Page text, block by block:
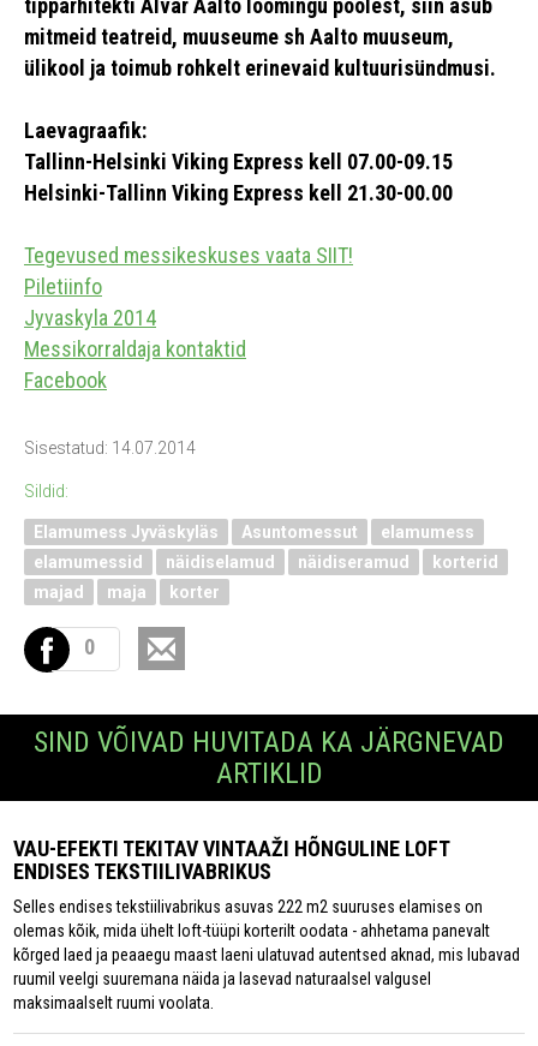
tipparhitekti Alvar Aalto loomingu poolest, siin asub
mitmeid teatreid, muuseume sh Aalto muuseum,
ülikool ja toimub rohkelt erinevaid kultuurisündmusi.
Laevagraafik:
Tallinn-Helsinki Viking Express kell 07.00-09.15
Helsinki-Tallinn Viking Express kell 21.30-00.00
Tegevused messikeskuses vaata SIIT!
Piletiinfo
Jyvaskyla 2014
Messikorraldaja kontaktid
Facebook
Sisestatud: 14.07.2014
Sildid:
Elamumess Jyväskyläs Asuntomessut
elamumess
elamumessid
näidiselamud näidiseramud
korterid
majad
maja korter
0
SIND VÕIVAD HUVITADA KA JÄRGNEVAD
ARTIKLID
VAU-EFEKTI TEKITAV VINTAAŽI HÕNGULINE LOFT
ENDISES TEKSTIILIVABRIKUS
Selles endises tekstiilivabrikus asuvas 222 m2 suuruses elamises on
olemas kõik, mida ühelt loft-tüüpi korterilt oodata - ahhetama panevalt
kõrged laed ja peaaegu maast laeni ulatuvad autentsed aknad, mis lubavad
ruumil veelgi suuremana näida ja lasevad naturaalsel valgusel
maksimaalselt ruumi voolata.